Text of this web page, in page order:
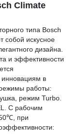
Climate
типа Bosch
собой искусное
дизайна.
и эффективности
в
работы:
режим Turbo.
С рабочим
при